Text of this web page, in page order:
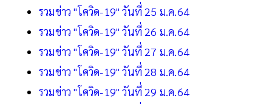
รวมข่าว "โควิด-19" วันที่ 25 ม.ค.64
รวมข่าว "โควิด-19" วันที่ 26 ม.ค.64
รวมข่าว "โควิด-19" วันที่ 27 ม.ค.64
รวมข่าว "โควิด-19" วันที่ 28 ม.ค.64
รวมข่าว "โควิด-19" วันที่ 29 ม.ค.64